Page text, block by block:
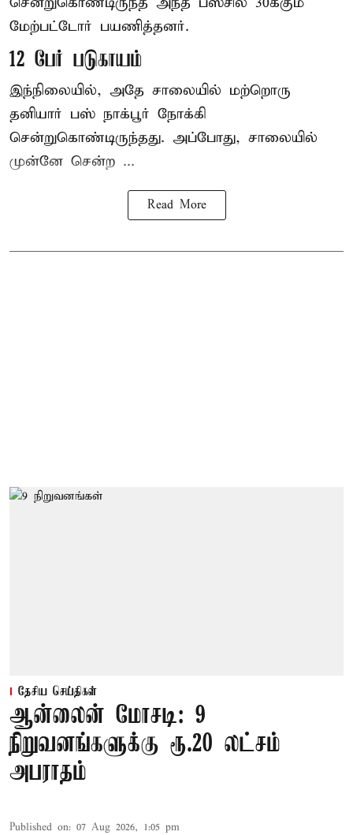
மேற்பட்டோர் பயணித்தனர்.
12 பேர் படுகாயம்
இந்நிலையில், அதே சாலையில் மற்றொரு
தனியார் பஸ் நாக்பூர் நோக்கி
சென்றுகொண்டிருந்தது. அப்போது, சாலையில்
முன்னே சென்ற ...
Read More
தேசிய செய்திகள்
ஆன்லைன் மோசடி: 9
நிறுவனங்களுக்கு ரூ.20 லட்சம்
அபராதம்
Published on: 07 Aug 2026, 1:05 pm